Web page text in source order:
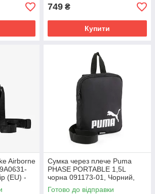
749 ₴
Купити
Airborne
(EU) -
Сумка через плече Puma
PHASE PORTABLE 1,5L
чорна 091173-01, Чорний,
Розмір (EU) - 1SIZE
Готово до відправки